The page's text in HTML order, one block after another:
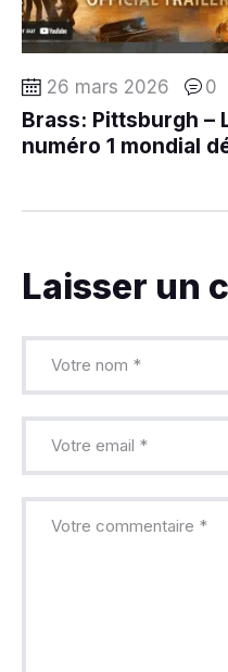
26 mars 2026 0
Brass: Pittsburgh –
numéro 1 mondial
Laisser un